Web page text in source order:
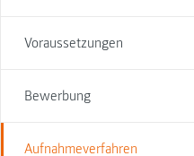
Voraussetzungen
Bewerbung
Aufnahmeverfahren